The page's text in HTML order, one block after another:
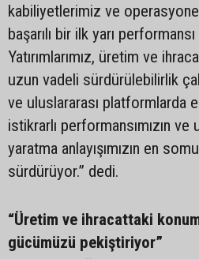
kabiliyetlerimiz ve
başarılı bir ilk yarı
Yatırımlarımız, üretim ve
uzun vadeli sürdürülebilirlik
ve uluslararası platformlarda
istikrarlı performansımızın
yaratma anlayışımızın en
sürdürüyor.” dedi.
“Üretim ve ihracattaki
gücümüzü pekiştiriyor”